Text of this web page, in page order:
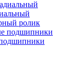
ролик